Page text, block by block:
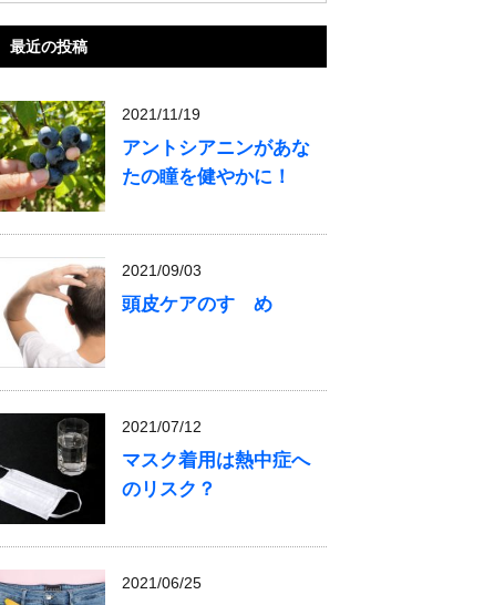
最近の投稿
2021/11/19
アントシアニンがあな
たの瞳を健やかに！
2021/09/03
頭皮ケアのすゝめ
2021/07/12
マスク着用は熱中症へ
のリスク？
2021/06/25